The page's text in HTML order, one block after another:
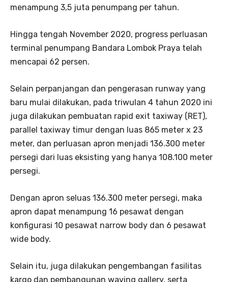
menampung 3,5 juta penumpang per tahun.
Hingga tengah November 2020, progress perluasan
terminal penumpang Bandara Lombok Praya telah
mencapai 62 persen.
Selain perpanjangan dan pengerasan runway yang
baru mulai dilakukan, pada triwulan 4 tahun 2020 ini
juga dilakukan pembuatan rapid exit taxiway (RET),
parallel taxiway timur dengan luas 865 meter x 23
meter, dan perluasan apron menjadi 136.300 meter
persegi dari luas eksisting yang hanya 108.100 meter
persegi.
Dengan apron seluas 136.300 meter persegi, maka
apron dapat menampung 16 pesawat dengan
konfigurasi 10 pesawat narrow body dan 6 pesawat
wide body.
Selain itu, juga dilakukan pengembangan fasilitas
kargo dan pembangunan waving gallery, serta